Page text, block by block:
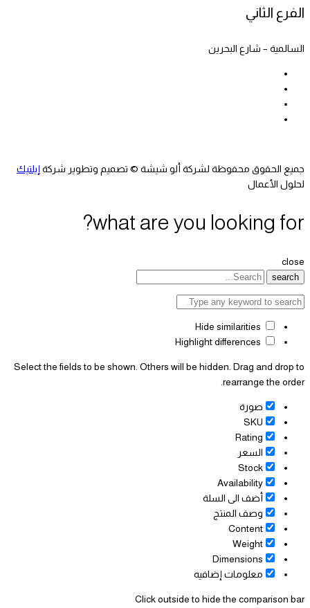
الفرع الثاني
السالمية – شارع البحرين
جميع الحقوق محفوظة لشركة ألو شيشة © تصميم وتطوير شركة إيلتيك
لحلول الأعمال
what are you looking for?
close
search
Select the fields to be shown. Others will be hidden. Drag and drop to
rearrange the order.
صورة
SKU
Rating
السعر
Stock
Availability
أضف الى السلة
وصف المنتج
Content
Weight
Dimensions
معلومات إضافيه
Click outside to hide the comparison bar